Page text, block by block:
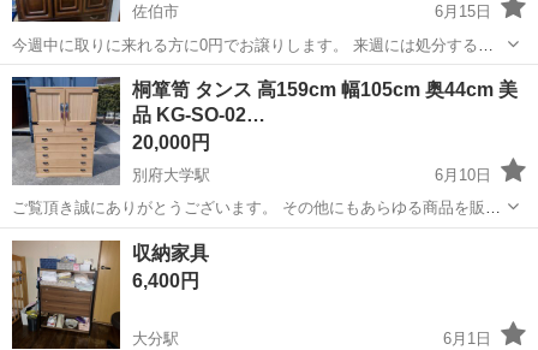
佐伯市
6月15日
今週中に取りに来れる方に0円でお譲りします。 来週には処分するの
で、「欲しいなぁ」と思ったら問い合わせして下さい😊 時間が合えば
積み込みのお手伝いはします。
大分 佐伯市 収納家具
桐箪笥 タンス 高159cm 幅105cm 奥44cm 美
品 KG-SO-02…
20,000円
別府大学駅
6月10日
ご覧頂き誠にありがとうございます。 その他にもあらゆる商品を販売
しております。 よろしければ商品一覧ページをご覧下さい(^-^)
https://jmty.jp/s/profiles/60ae33e186b27139d1...
大分 別府市 別府大学駅
収納家具
6,400円
大分駅
6月1日